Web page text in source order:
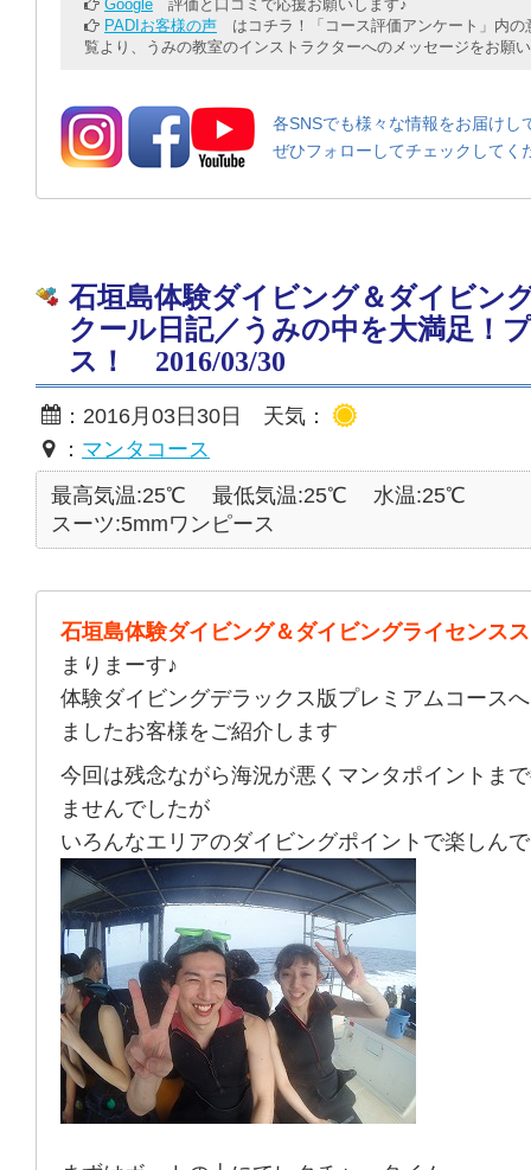
Google 評価と口コミで応援お願いします♪
PADIお客様の声 はコチラ！「コース評価アンケート」内の
覧より、うみの教室のインストラクターへのメッセージをお願
各SNSでも様々な情報をお届けし
ぜひフォローしてチェックしてく
石垣島体験ダイビング＆ダイビン
クール日記／うみの中を大満足！
ス！ 2016/03/30
：2016月03日30日 天気：
： マンタコース
最高気温:25℃
最低気温:25℃
水温:25℃
スーツ:5mmワンピース
石垣島体験ダイビング＆ダイビングライセンス
まりまーす♪
体験ダイビングデラックス版プレミアムコース
ましたお客様をご紹介します
今回は残念ながら海況が悪くマンタポイントま
ませんでしたが
いろんなエリアのダイビングポイントで楽しん